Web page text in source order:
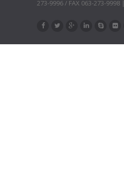
273-9996 / FAX 063-273-9998 |